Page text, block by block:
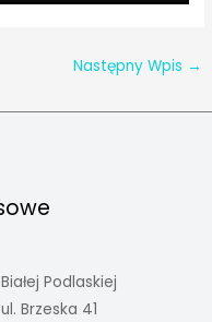
Następny Wpis →
Podlaskiej
Brzeska 41